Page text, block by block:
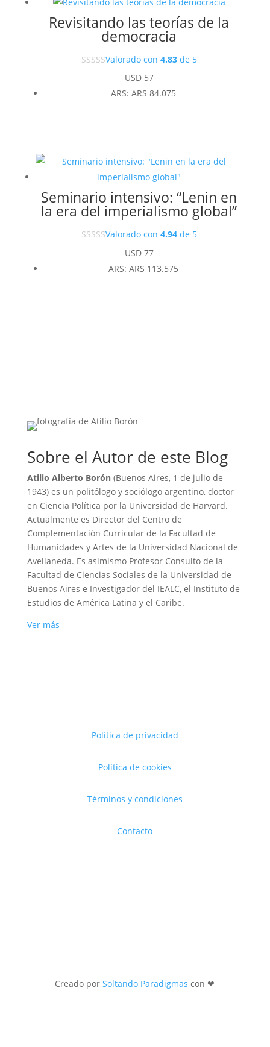
Revisitando las teorías de la
democracia
Valorado con 4.83de 5
USD57
ARS: ARS 84.075
Seminario intensivo: “Lenin en
la era del imperialismo global”
Valorado con 4.94de 5
USD77
ARS: ARS 113.575
Sobre el Autor de este Blog
Atilio Alberto Borón(Buenos Aires, 1 de julio de
1943) es un politólogo y sociólogo argentino, doctor
en Ciencia Política por la Universidad de Harvard.
Actualmente es Director del Centro de
Complementación Curricular de la Facultad de
Humanidades y Artes de la Universidad Nacional de
Avellaneda. Es asimismo Profesor Consulto de la
Facultad de Ciencias Sociales de la Universidad de
Buenos Aires e Investigador del IEALC, el Instituto de
Estudios de América Latina y el Caribe.
Ver más
Política de privacidad
Política de cookies
Términos y condiciones
Contacto
Creado porSoltando Paradigmas con ❤︎